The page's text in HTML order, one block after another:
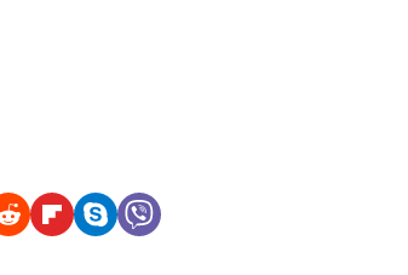
Share on Flipboard Share on Skype
Share on Viber